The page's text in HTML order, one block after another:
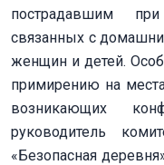
пострадавшим
связанных с
женщин и детей.
примирению на
возникающих
руководитель
«Безопасная